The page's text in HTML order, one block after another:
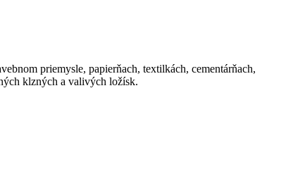
priemysle, papierňach, textilkách, cementárňach,
klzných a valivých ložísk.